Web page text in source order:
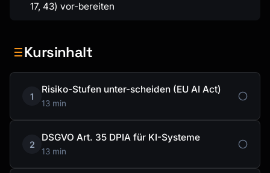
17, 43) vor-bereiten
Kursinhalt
1
Risiko-Stufen unter-scheiden (EU AI Act)
13 min
2
DSGVO Art. 35 DPIA für KI-Systeme
13 min